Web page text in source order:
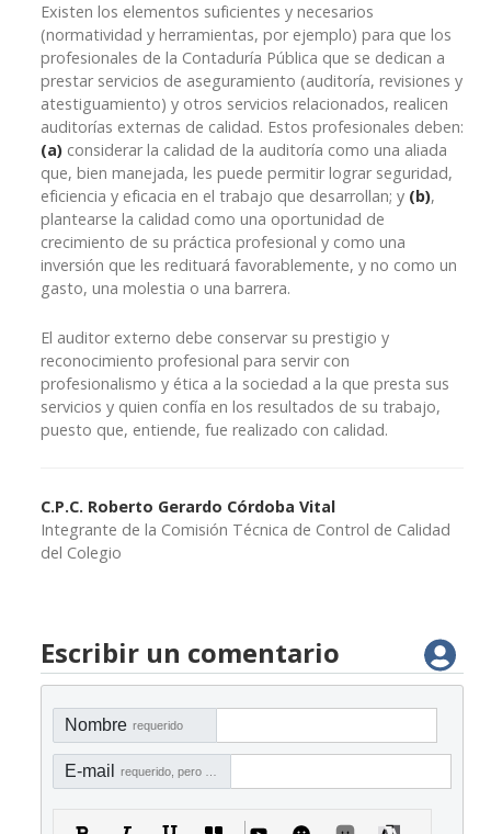
Existen los elementos suficientes y necesarios
(normatividad y herramientas, por ejemplo) para que los
profesionales de la Contaduría Pública que se dedican a
prestar servicios de aseguramiento (auditoría, revisiones y
atestiguamiento) y otros servicios relacionados, realicen
auditorías externas de calidad. Estos profesionales deben:
(a) considerar la calidad de la auditoría como una aliada
que, bien manejada, les puede permitir lograr seguridad,
eficiencia y eficacia en el trabajo que desarrollan; y (b),
plantearse la calidad como una oportunidad de
crecimiento de su práctica profesional y como una
inversión que les redituará favorablemente, y no como un
gasto, una molestia o una barrera.
El auditor externo debe conservar su prestigio y
reconocimiento profesional para servir con
profesionalismo y ética a la sociedad a la que presta sus
servicios y quien confía en los resultados de su trabajo,
puesto que, entiende, fue realizado con calidad.
C.P.C. Roberto Gerardo Córdoba Vital
Integrante de la Comisión Técnica de Control de Calidad
del Colegio
Escribir un comentario
Nombre requerido
E-mail